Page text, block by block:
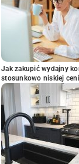
Jak zakupić wydajny
stosunkowo niskiej